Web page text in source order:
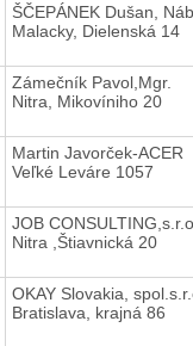
ŠČEPÁNEK Dušan,
Malacky, Dielenská 14
Zámečník Pavol,Mgr.
Nitra, Mikovíniho 20
Martin Javorček-ACER
Veľké Leváre 1057
JOB CONSULTING,s.r.o
Nitra ,Štiavnická 20
OKAY Slovakia,
Bratislava, krajná 86